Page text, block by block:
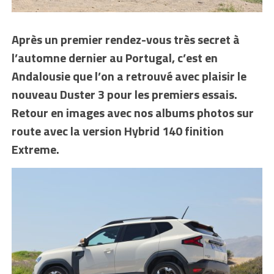
Après un premier rendez-vous très secret à
l’automne dernier au Portugal, c’est en
Andalousie que l’on a retrouvé avec plaisir le
nouveau Duster 3 pour les premiers essais.
Retour en images avec nos albums photos sur
route avec la version Hybrid 140 finition
Extreme.